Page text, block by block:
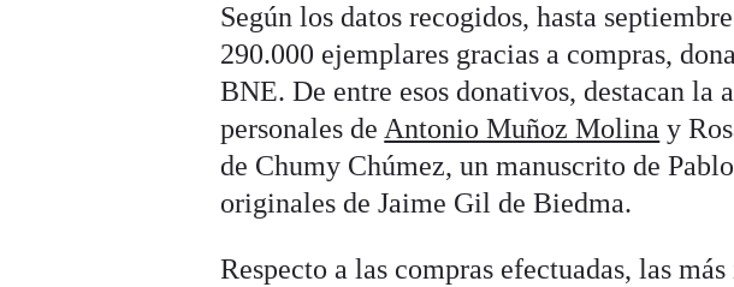
Según los datos recogidos, hasta
290.000 ejemplares gracias a compras,
BNE. De entre esos donativos, destacan la
personales de Antonio Muñoz Molina y
de Chumy Chúmez, un manuscrito de
originales de Jaime Gil de Biedma.
Respecto a las compras efectuadas, las